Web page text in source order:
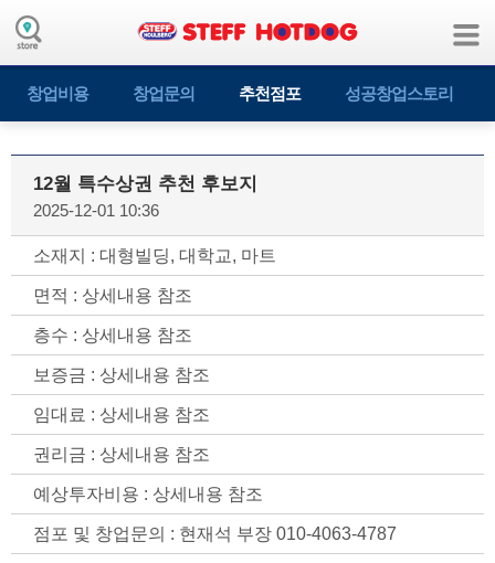
창업비용 창업문의 추천점포 성공창업스토리
12월 특수상권 추천 후보지
2025-12-01 10:36
소재지 : 대형빌딩, 대학교, 마트
면적 : 상세내용 참조
층수 : 상세내용 참조
보증금 : 상세내용 참조
임대료 : 상세내용 참조
권리금 : 상세내용 참조
예상투자비용 : 상세내용 참조
점포 및 창업문의 : 현재석 부장 010-4063-4787